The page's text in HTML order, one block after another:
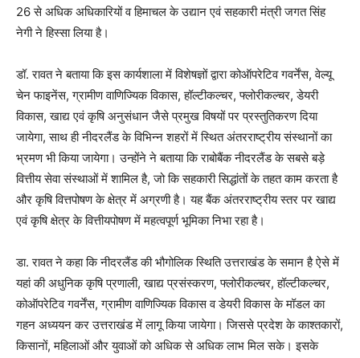
26 से अधिक अधिकारियों व हिमाचल के उद्यान एवं सहकारी मंत्री जगत सिंह
नेगी ने हिस्सा लिया है।
डॉ. रावत ने बताया कि इस कार्यशाला में विशेषज्ञों द्वारा कोऑपरेटिव गवर्नेंस, वेल्यू
चेन फाइनेंस, ग्रामीण वाणिज्यिक विकास, हॉल्टीकल्चर, फ्लोरीकल्चर, डेयरी
विकास, खाद्य एवं कृषि अनुसंधान जैसे प्रमुख विषयों पर प्रस्तुतिकरण दिया
जायेगा, साथ ही नीदरलैंड के विभिन्न शहरों में स्थित अंतरराष्ट्रीय संस्थानों का
भ्रमण भी किया जायेगा। उन्होंने ने बताया कि राबोबैंक नीदरलैंड के सबसे बड़े
वित्तीय सेवा संस्थाओं में शामिल है, जो कि सहकारी सिद्धांतों के तहत काम करता है
और कृषि वित्तपोषण के क्षेत्र में अग्रणी है। यह बैंक अंतरराष्ट्रीय स्तर पर खाद्य
एवं कृषि क्षेत्र के वित्तीयपोषण में महत्वपूर्ण भूमिका निभा रहा है।
डा. रावत ने कहा कि नीदरलैंड की भौगोलिक स्थिति उत्तराखंड के समान है ऐसे में
यहां की अधुनिक कृषि प्रणाली, खाद्य प्रसंस्करण, फ्लोरीकल्चर, हॉल्टीकल्चर,
कोऑपरेटिव गवर्नेंस, ग्रामीण वाणिज्यिक विकास व डेयरी विकास के मॉडल का
गहन अध्ययन कर उत्तराखंड में लागू किया जायेगा। जिससे प्रदेश के काश्तकारों,
किसानों, महिलाओं और युवाओं को अधिक से अधिक लाभ मिल सके। इसके